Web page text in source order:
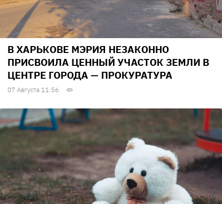
В ХАРЬКОВЕ МЭРИЯ НЕЗАКОННО
ПРИСВОИЛА ЦЕННЫЙ УЧАСТОК ЗЕМЛИ В
ЦЕНТРЕ ГОРОДА — ПРОКУРАТУРА
07 Августа 11:56